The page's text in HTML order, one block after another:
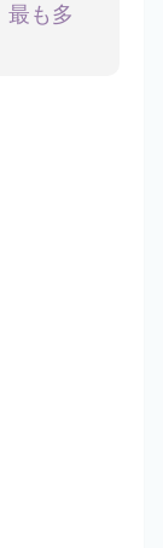
最も多